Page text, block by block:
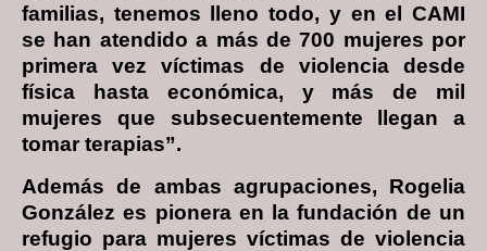
familias, tenemos lleno todo, y en el CAMI
se han atendido a más de 700 mujeres por
primera vez víctimas de violencia desde
física hasta económica, y más de mil
mujeres que subsecuentemente llegan a
tomar terapias”.
Además de ambas agrupaciones, Rogelia
González es pionera en la fundación de un
refugio para mujeres víctimas de violencia